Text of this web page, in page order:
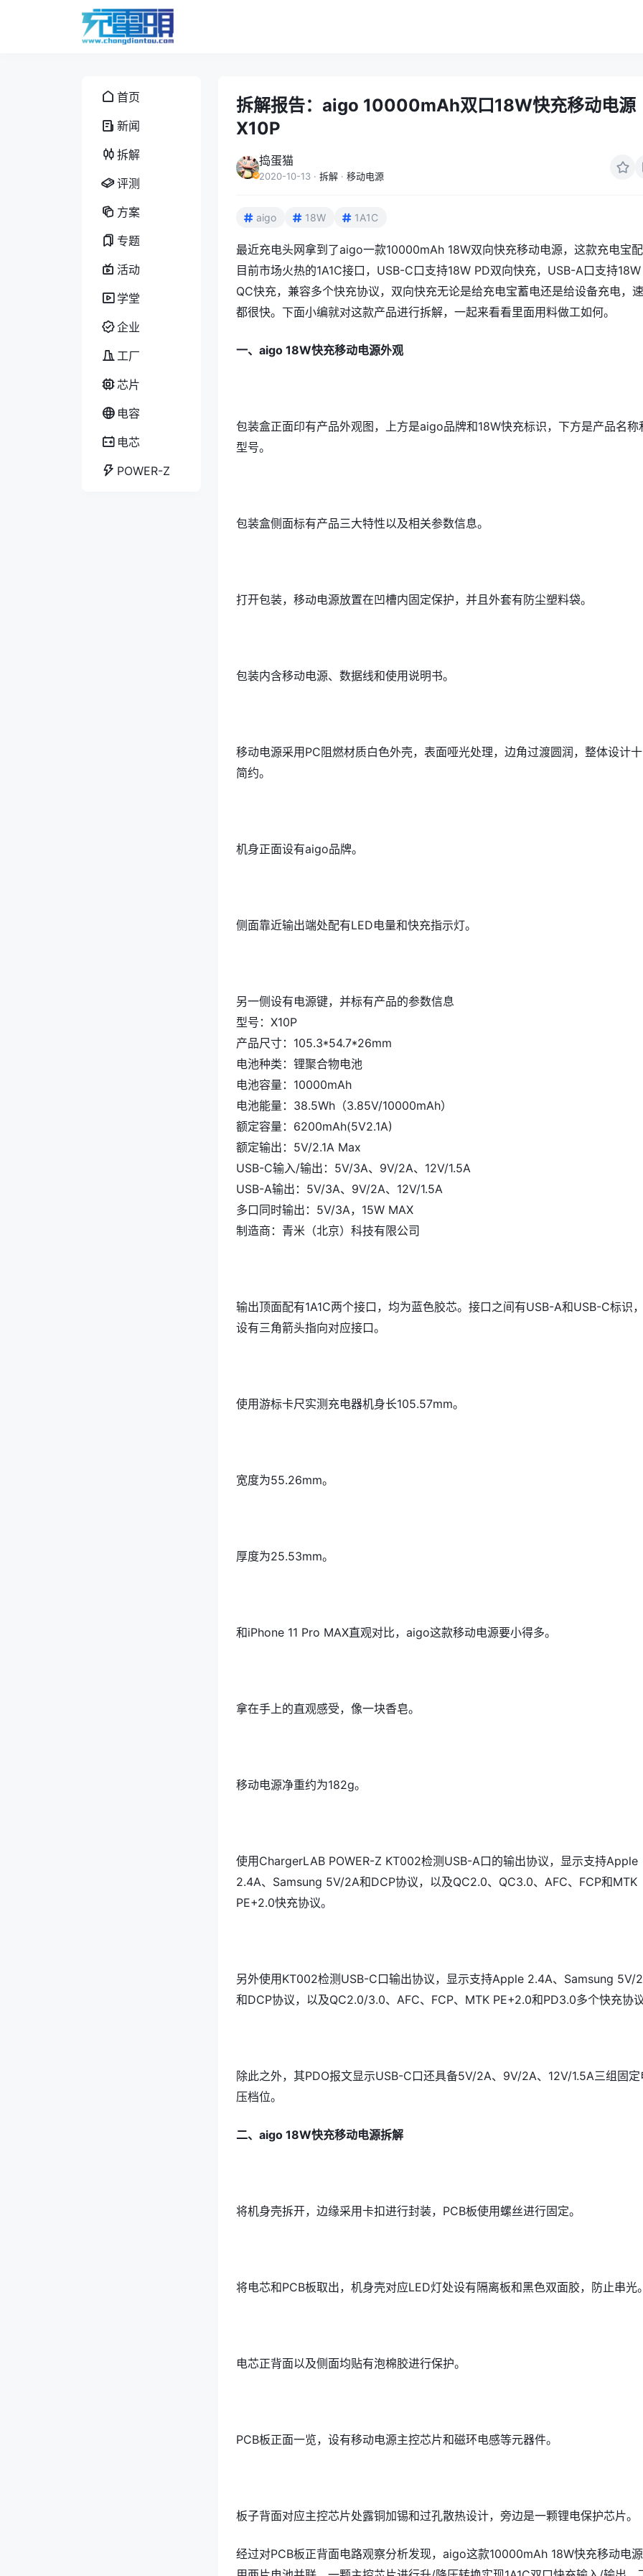
首页
新闻
拆解
评测
方案
专题
活动
学堂
企业
工厂
芯片
电容
电芯
POWER-Z
拆解报告：aigo 10000mAh双口18W快充移动电源
X10P
捣蛋猫
2020-10-13 · 拆解 · 移动电源
aigo 18W 1A1C
最近充电头网拿到了aigo一款10000mAh 18W双向快充移动电源，这款充电宝
目前市场火热的1A1C接口，USB-C口支持18W PD双向快充，USB-A口支持18W
QC快充，兼容多个快充协议，双向快充无论是给充电宝蓄电还是给设备充电，
都很快。下面小编就对这款产品进行拆解，一起来看看里面用料做工如何。
一、aigo 18W快充移动电源外观
包装盒正面印有产品外观图，上方是aigo品牌和18W快充标识，下方是产品名称
型号。
包装盒侧面标有产品三大特性以及相关参数信息。
打开包装，移动电源放置在凹槽内固定保护，并且外套有防尘塑料袋。
包装内含移动电源、数据线和使用说明书。
移动电源采用PC阻燃材质白色外壳，表面哑光处理，边角过渡圆润，整体设计
简约。
机身正面设有aigo品牌。
侧面靠近输出端处配有LED电量和快充指示灯。
另一侧设有电源键，并标有产品的参数信息
型号：X10P
产品尺寸：105.3*54.7*26mm
电池种类：锂聚合物电池
电池容量：10000mAh
电池能量：38.5Wh（3.85V/10000mAh）
额定容量：6200mAh(5V2.1A)
额定输出：5V/2.1A Max
USB-C输入/输出：5V/3A、9V/2A、12V/1.5A
USB-A输出：5V/3A、9V/2A、12V/1.5A
多口同时输出：5V/3A，15W MAX
制造商：青米（北京）科技有限公司
输出顶面配有1A1C两个接口，均为蓝色胶芯。接口之间有USB-A和USB-C标识
设有三角箭头指向对应接口。
使用游标卡尺实测充电器机身长105.57mm。
宽度为55.26mm。
厚度为25.53mm。
和iPhone 11 Pro MAX直观对比，aigo这款移动电源要小得多。
拿在手上的直观感受，像一块香皂。
移动电源净重约为182g。
使用ChargerLAB POWER-Z KT002检测USB-A口的输出协议，显示支持Apple
2.4A、Samsung 5V/2A和DCP协议，以及QC2.0、QC3.0、AFC、FCP和MTK
PE+2.0快充协议。
另外使用KT002检测USB-C口输出协议，显示支持Apple 2.4A、Samsung 5V/
和DCP协议，以及QC2.0/3.0、AFC、FCP、MTK PE+2.0和PD3.0多个快充协
除此之外，其PDO报文显示USB-C口还具备5V/2A、9V/2A、12V/1.5A三组固定
压档位。
二、aigo 18W快充移动电源拆解
将机身壳拆开，边缘采用卡扣进行封装，PCB板使用螺丝进行固定。
将电芯和PCB板取出，机身壳对应LED灯处设有隔离板和黑色双面胶，防止串光
电芯正背面以及侧面均贴有泡棉胶进行保护。
PCB板正面一览，设有移动电源主控芯片和磁环电感等元器件。
板子背面对应主控芯片处露铜加锡和过孔散热设计，旁边是一颗锂电保护芯片。
经过对PCB板正背面电路观察分析发现，aigo这款10000mAh 18W快充移动电